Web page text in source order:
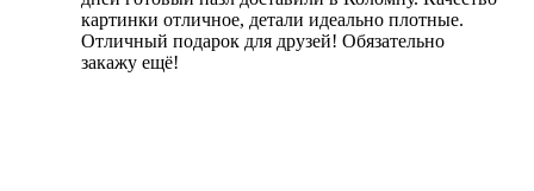
картинки отличное, детали идеально плотные.
Отличный подарок для друзей! Обязательно
закажу ещё!